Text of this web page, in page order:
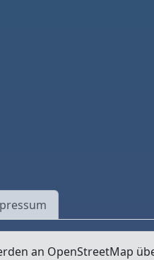
an OpenStreetMap